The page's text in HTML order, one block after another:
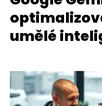
umělé